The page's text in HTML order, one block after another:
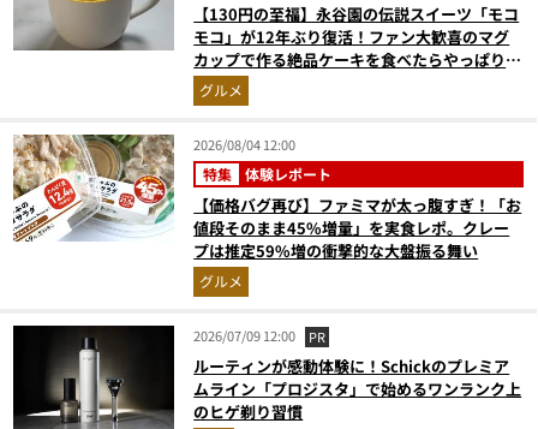
【130円の至福】永谷園の伝説スイーツ「モコ
モコ」が12年ぶり復活！ファン大歓喜のマグ
カップで作る絶品ケーキを食べたらやっぱり最
高にウマかった
グルメ
2026/08/04 12:00
特集 体験レポート
【価格バグ再び】ファミマが太っ腹すぎ！「お
値段そのまま45%増量」を実食レポ。クレー
プは推定59%増の衝撃的な大盤振る舞い
グルメ
2026/07/09 12:00 PR
ルーティンが感動体験に！Schickのプレミア
ムライン「プロジスタ」で始めるワンランク上
のヒゲ剃り習慣